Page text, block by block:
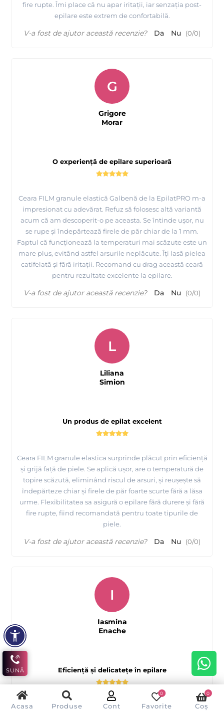
Acasa Produse Cont Favorite
0
Coș
0
fire rupte. Îmi place că nu apar iritații, iar senzația post-
epilare este extrem de confortabilă.
V-a fost de ajutor această recenzie? Da Nu (0/0)
O experiență de epilare superioară
Ceara FILM granule elastică Galbenă de la EpilatPRO m-a
impresionat cu adevărat. Refuz să folosesc altă variantă
acum că am descoperit-o pe aceasta. Se întinde ușor, nu
se rupe și îndepărtează firele de păr chiar de la 1 mm.
Faptul că funcționează la temperaturi mai scăzute este un
mare plus, evitând astfel arsurile neplăcute. Îți lasă pielea
catifelată și fără iritații. Recomand cu drag această ceară
pentru rezultate excelente la epilare.
G
Grigore
Morar
V-a fost de ajutor această recenzie? Da Nu (0/0)
Un produs de epilat excelent
Ceara FILM granule elastica surprinde plăcut prin eficiență
și grijă față de piele. Se aplică ușor, are o temperatură de
topire scăzută, eliminând riscul de arsuri, și reușește să
îndepărteze chiar și firele de păr foarte scurte fără a lăsa
urme. Flexibilitatea sa asigură o epilare fără durere și fără
fire rupte, fiind recomandată pentru toate tipurile de
piele.
L
Liliana
Simion
V-a fost de ajutor această recenzie? Da Nu (0/0)
Eficiență și delicatețe în epilare
Ceara FILM elastica de la EpilatPRO este o adevărată
I
Iasmina
Enache
SUNĂ